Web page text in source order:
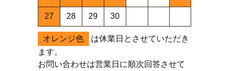
27 28 29 30
オレンジ色
は休業日とさせていただき
ます。
お問い合わせは営業日に順次回答させて